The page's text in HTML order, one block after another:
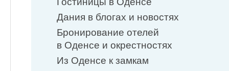
Дания в блогах и новостях
Бронирование отелей
в Оденсе и окрестностях
Из Оденсе к замкам